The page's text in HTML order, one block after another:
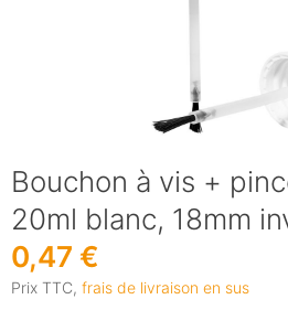
Bouchon à vis +
20ml blanc, 18mm
0,47 €
Prix TTC, frais de livraison en sus